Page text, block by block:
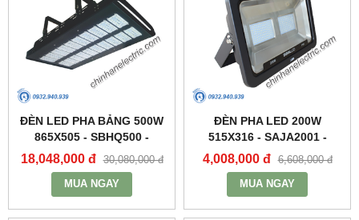
ĐÈN LED PHA BẢNG 500W
865X505 - SBHQ500 -
DUHAL
18,048,000 đ 30,080,000 đ
MUA NGAY
ĐÈN PHA LED 200W
515X316 - SAJA2001 -
DUHAL
4,008,000 đ 6,608,000 đ
MUA NGAY